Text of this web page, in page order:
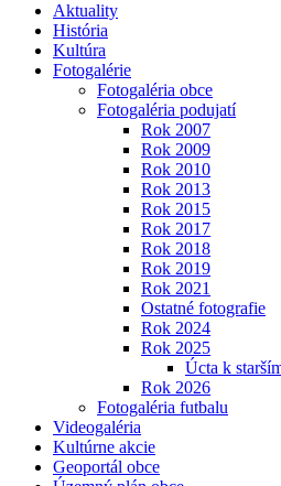
Aktuality
História
Kultúra
Fotogalérie
Fotogaléria obce
Fotogaléria podujatí
Rok 2007
Rok 2009
Rok 2010
Rok 2013
Rok 2015
Rok 2017
Rok 2018
Rok 2019
Rok 2021
Ostatné fotografie
Rok 2024
Rok 2025
Úcta k
Rok 2026
Fotogaléria futbalu
Videogaléria
Kultúrne akcie
Geoportál obce